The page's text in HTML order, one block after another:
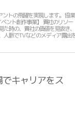
キャリアをス